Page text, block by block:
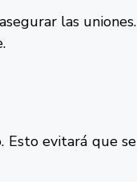
las uniones.
Esto evitará que se